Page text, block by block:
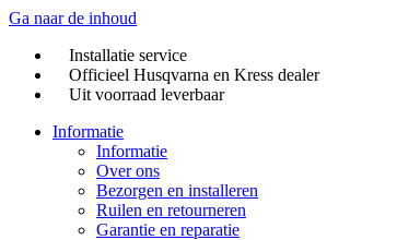
Ga naar de inhoud
Installatie service
Officieel Husqvarna en Kress dealer
Uit voorraad leverbaar
Informatie
Informatie
Over ons
Bezorgen en installeren
Ruilen en retourneren
Garantie en reparatie